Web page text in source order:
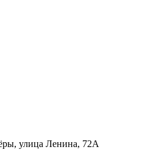
улица Ленина, 72А